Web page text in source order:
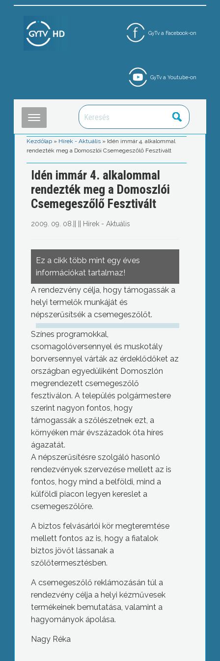
GyTv a Facebook-on
GyTv a Youtube-on
Kezdőlap » Hírek - Aktuális » Idén immár 4. alkalommal
rendezték meg a Domoszlói Csemegeszőlő Fesztivált
Idén immár 4. alkalommal
rendezték meg a Domoszlói
Csemegeszőlő Fesztivált
2009. 09. 08. Hírek - Aktuális
Ez a cikk több mint egy éves
információkat tartalmaz!
A rendezvény célja, hogy támogassák a
helyi termelők munkáját és
népszerűsítsék a csemegeszőlőt.
Színes programokkal,
csomagolóversennyel és muskotály
borversennyel várták az érdeklődőket az
országban egyedüliként Domoszlón
megrendezett csemegeszőlő
fesztiválon. A település polgármestere
szerint nagyon fontos, hogy
támogassák a szőlészetnek ezt, a
környéken már évszázadok óta híres
ágazatát.
A népszerűsítésre szolgáló hasonló
rendezvények szervezése mellett az is
fontos, hogy mind a belföldi, mind a
külföldi piacon legyen kereslet a
csemegeszőlőre.
A biztos felvásárlói kör megteremtése
mellett fontos az is, hogy a fiatalok
biztos jövőt lássanak a
szőlőtermesztésben.
A csemegeszőlő reklámozásán túl a
rendezvény célja a helyi kézművesek
termékeinek bemutatása, valamint a
hagyományok ápolása.
Nagy Réka